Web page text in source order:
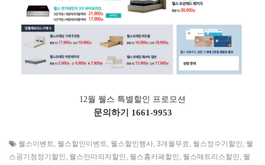
12월 웰스 특별할인 프로모션
문의하기 1661-9953
웰스이벤트, 웰스할인이벤트, 웰스할인행사, 3개월무료, 웰스정수기할인 , 웰
스공기청정기할인 , 웰스안마의자할인 , 웰스홈카페할인 , 웰스매트리스할인 , 웰